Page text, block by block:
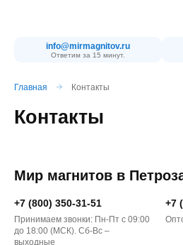
info@mirmagnitov.ru
Ответим за 15 минут.
Главная Контакты
Контакты
Мир магнитов в
+7 (800) 350-31-51
Принимаем звонки: Пн-Пт с 09:00
до 18:00 (МСК). Сб-Вс –
выходные
+7